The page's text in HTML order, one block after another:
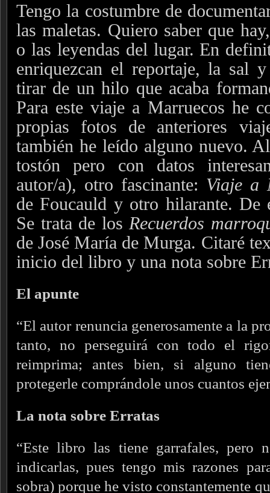
Tengo la costumbre de
las maletas. Quiero saber que
o las leyendas del lugar. En
enriquezcan el reportaje, la sal
tirar de un hilo que acaba
Para este viaje a Marruecos he
propias fotos de anteriores
también he leído alguno nuevo.
tostón pero con datos
autor/a), otro fascinante: Viaje a
de Foucauld y otro hilarante. De
Se trata de los Recuerdos
de José María de Murga. Citaré
inicio del libro y una nota sobre
El apunte
“El autor renuncia generosamente a la
tanto, no perseguirá con todo el
reimprima; antes bien, si alguno
protegerle comprándole unos cuantos
La nota sobre Erratas
“Este libro las tiene garrafales, pero
indicarlas, pues tengo mis razones
sobra) porque he visto constantemente